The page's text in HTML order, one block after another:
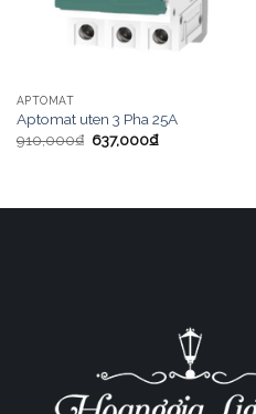
APTOMAT
Aptomat uten 3 Pha 25A
910,000₫ 637,000₫